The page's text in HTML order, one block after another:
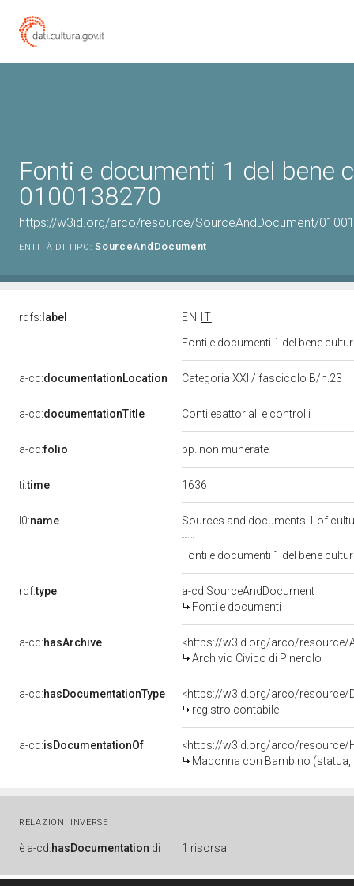
Fonti e documenti 1 del bene
0100138270
https://w3id.org/arco/resource/SourceAndDocument/
ENTITÀ DI TIPO: SourceAndDocument
rdfs: label EN
IT
Fonti e documenti 1 del bene
a-cd:documentationLocation Categoria XXII/ fascicolo B/n.23
a-cd:documentationTitle Conti esattoriali e controlli
a-cd:folio pp. non munerate
ti:time 1636
l0:name Sources and documents 1 of
Fonti e documenti 1 del bene
rdf:type
a-cd:SourceAndDocument
Fonti e documenti
a-cd:hasArchive
<https://w3id.org/arco/resource/
Archivio Civico di Pinerolo
a-cd:hasDocumentationType
<https://w3id.org/arco/resource/
registro contabile
a-cd:isDocumentationOf
<https://w3id.org/arco/resource/
Madonna con Bambino (statua,
RELAZIONI INVERSE
è a-cd:hasDocumentation di 1 risorsa